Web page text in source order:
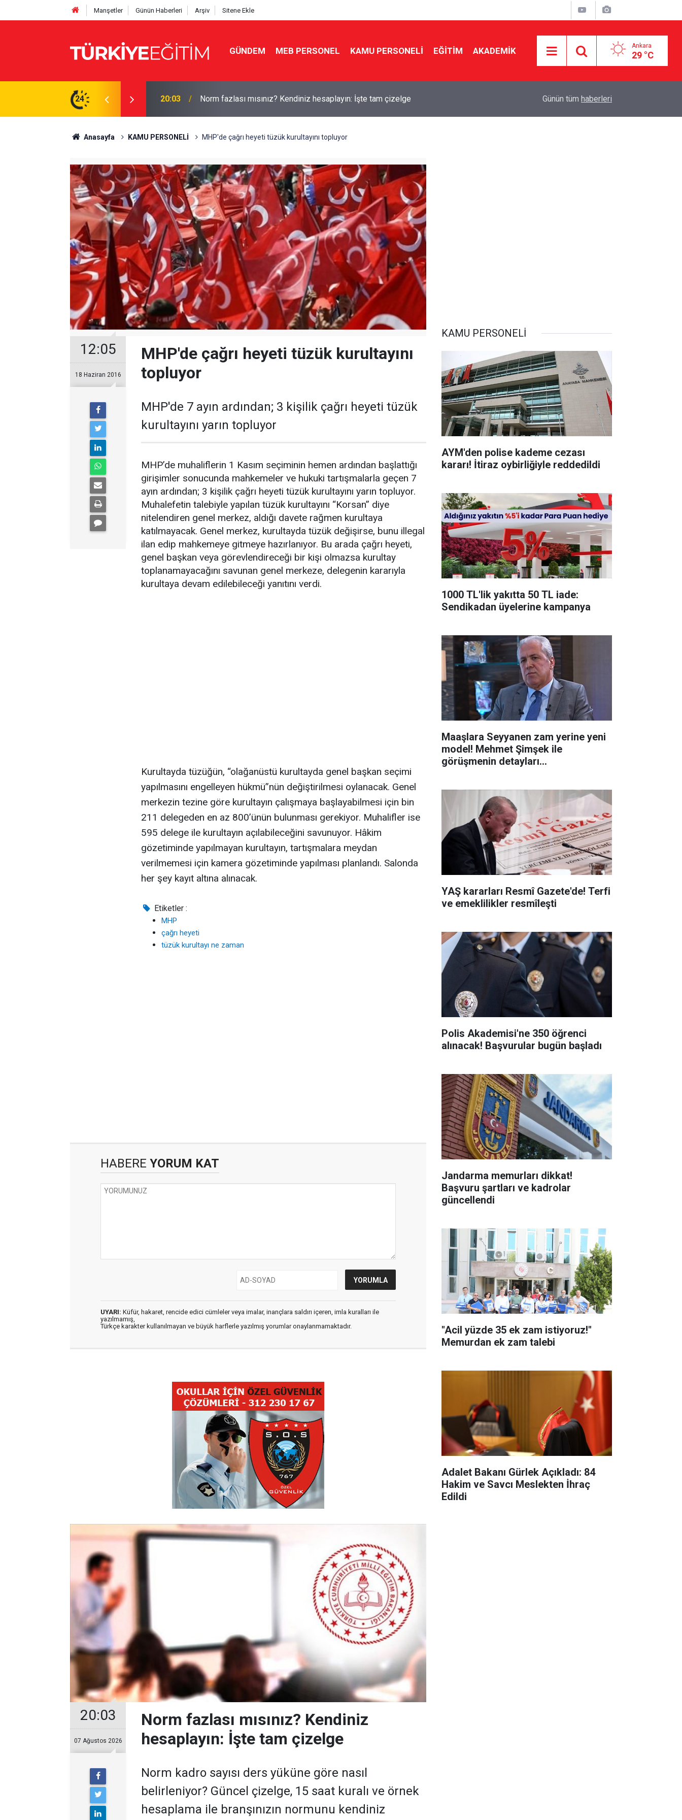
Manşetler Günün Haberleri Arşiv Sitene Ekle
GÜNDEM MEB PERSONEL KAMU PERSONELİ EĞİTİM AKADEMİK Ankara
29 °C
24
İşte tam çizelge 19:56 Bakan Tekin'den yeni sınav sistemi uyarısı: "Eski soru bankaları artık yok" Seçmeli ders düzenlemesi yargıya taşındı!
Günün tüm haberleri
Anasayfa KAMU PERSONELİ MHP'de çağrı heyeti tüzük kurultayını topluyor
12:05
18 Haziran 2016
MHP'de çağrı heyeti tüzük kurultayını
topluyor
MHP'de 7 ayın ardından; 3 kişilik çağrı heyeti tüzük
kurultayını yarın topluyor
MHP’de muhaliflerin 1 Kasım seçiminin hemen ardından başlattığı
girişimler sonucunda mahkemeler ve hukuki tartışmalarla geçen 7
ayın ardından; 3 kişilik çağrı heyeti tüzük kurultayını yarın topluyor.
Muhalefetin talebiyle yapılan tüzük kurultayını “Korsan” diye
nitelendiren genel merkez, aldığı davete rağmen kurultaya
katılmayacak. Genel merkez, kurultayda tüzük değişirse, bunu illegal
ilan edip mahkemeye gitmeye hazırlanıyor. Bu arada çağrı heyeti,
genel başkan veya görevlendireceği bir kişi olmazsa kurultay
toplanamayacağını savunan genel merkeze, delegenin kararıyla
kurultaya devam edilebileceği yanıtını verdi.
Kurultayda tüzüğün, “olağanüstü kurultayda genel başkan seçimi
yapılmasını engelleyen hükmü”nün değiştirilmesi oylanacak. Genel
merkezin tezine göre kurultayın çalışmaya başlayabilmesi için bin
211 delegeden en az 800’ünün bulunması gerekiyor. Muhalifler ise
595 delege ile kurultayın açılabileceğini savunuyor. Hâkim
gözetiminde yapılmayan kurultayın, tartışmalara meydan
verilmemesi için kamera gözetiminde yapılması planlandı. Salonda
her şey kayıt altına alınacak.
Etiketler :
MHP
çağrı heyeti
tüzük kurultayı ne zaman
HABERE YORUM KAT
UYARI: Küfür, hakaret, rencide edici cümleler veya imalar, inançlara saldırı içeren, imla kuralları ile
yazılmamış,
Türkçe karakter kullanılmayan ve büyük harflerle yazılmış yorumlar onaylanmamaktadır.
20:03
07 Ağustos 2026
Norm fazlası mısınız? Kendiniz
hesaplayın: İşte tam çizelge
Norm kadro sayısı ders yüküne göre nasıl
belirleniyor? Güncel çizelge, 15 saat kuralı ve örnek
hesaplama ile branşınızın normunu kendiniz
KAMU PERSONELİ
AYM'den polise kademe cezası
kararı! İtiraz oybirliğiyle reddedildi
1000 TL'lik yakıtta 50 TL iade:
Sendikadan üyelerine kampanya
Maaşlara Seyyanen zam yerine yeni
model! Mehmet Şimşek ile
görüşmenin detayları...
YAŞ kararları Resmî Gazete'de! Terfi
ve emeklilikler resmîleşti
Polis Akademisi'ne 350 öğrenci
alınacak! Başvurular bugün başladı
Jandarma memurları dikkat!
Başvuru şartları ve kadrolar
güncellendi
"Acil yüzde 35 ek zam istiyoruz!"
Memurdan ek zam talebi
Adalet Bakanı Gürlek Açıkladı: 84
Hakim ve Savcı Meslekten İhraç
Edildi